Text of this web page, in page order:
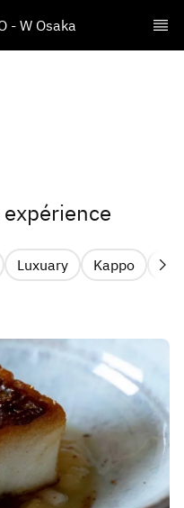
- W Osaka
Luxuary Kappo